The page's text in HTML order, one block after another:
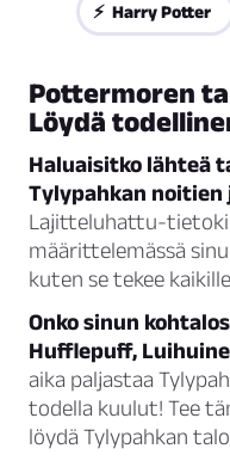
⚡ Harry Potter
Pottermoren
Löydä
Haluaisitko lähteä
Tylypahkan noitien
Lajitteluhattu-
määrittelemässä
kuten se tekee
Onko sinun
Hufflepuff,
aika paljastaa
todella kuulut! Tee
löydä Tylypahkan